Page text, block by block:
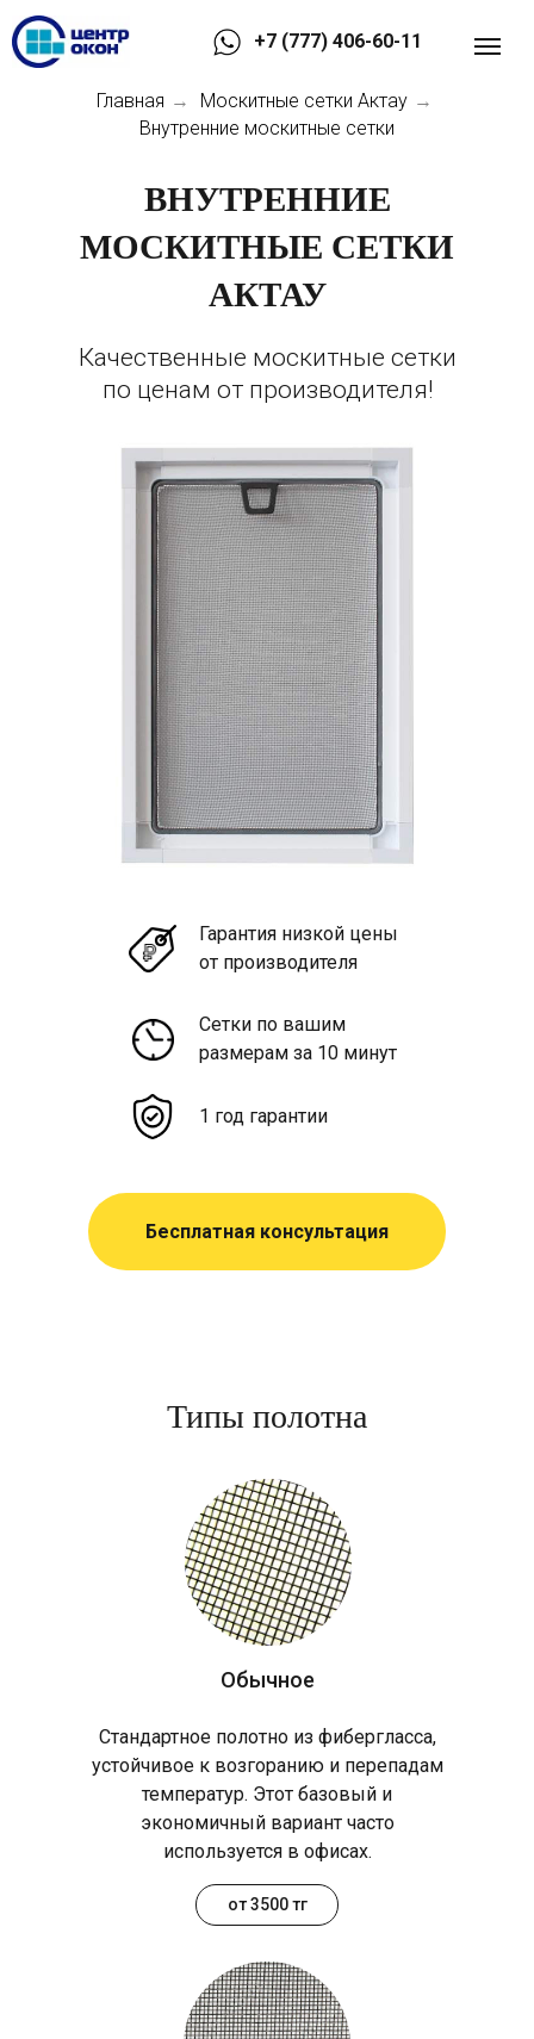
+7 (777) 406-60-11
Главная → Москитные сетки Актау →
Внутренние москитные сетки
Гарантия низкой цены
от производителя
Сетки по вашим
размерам за 10 минут
1 год гарантии
Бесплатная консультация
Качественные москитные сетки
по ценам от производителя!
ВНУТРЕННИЕ
МОСКИТНЫЕ СЕТКИ
АКТАУ
Типы полотна
Обычное
Стандартное полотно из фибергласса,
устойчивое к возгоранию и перепадам
температур. Этот базовый и
экономичный вариант часто
используется в офисах.
от 3500 тг